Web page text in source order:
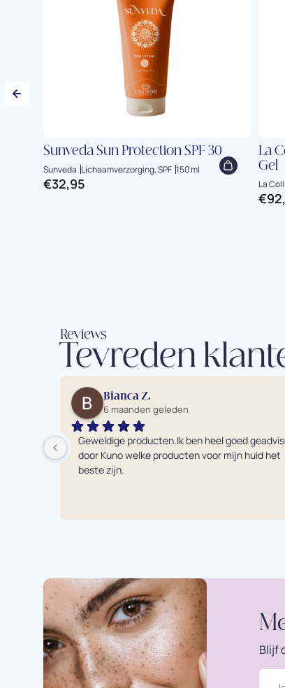
Sunveda Sun Protection SPF 30
Sunveda Lichaamverzorging, SPF 150 ml
€32,95
La
Gel
La
€
Reviews
Tevreden
Bianca Z.
6 maanden geleden
Geweldige producten.Ik ben heel goed
door Kuno welke producten voor mijn huid het
beste zijn.
Blijf